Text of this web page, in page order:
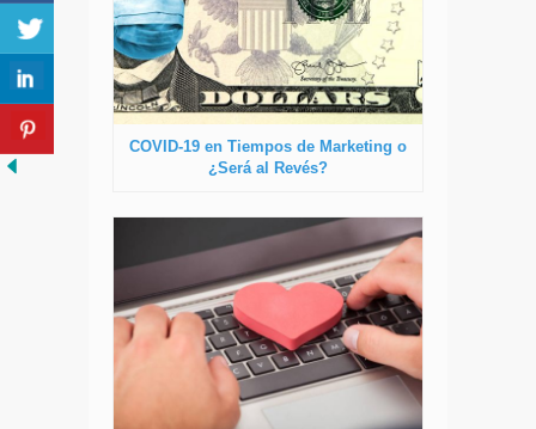
COVID-19 en Tiempos de Marketing o
¿Será al Revés?